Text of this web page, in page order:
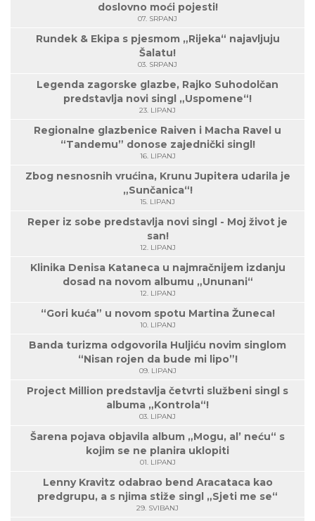
doslovno moći pojesti!
07. SRPANJ
Rundek & Ekipa s pjesmom „Rijeka“ najavljuju
Šalatu!
03. SRPANJ
Legenda zagorske glazbe, Rajko Suhodolčan
predstavlja novi singl „Uspomene“!
23. LIPANJ
Regionalne glazbenice Raiven i Macha Ravel u
“Tandemu” donose zajednički singl!
16. LIPANJ
Zbog nesnosnih vrućina, Krunu Jupitera udarila je
„Sunčanica“!
15. LIPANJ
Reper iz sobe predstavlja novi singl - Moj život je
san!
12. LIPANJ
Klinika Denisa Kataneca u najmračnijem izdanju
dosad na novom albumu „Ununani“
12. LIPANJ
“Gori kuća” u novom spotu Martina Žuneca!
10. LIPANJ
Banda turizma odgovorila Huljiću novim singlom
“Nisan rojen da bude mi lipo”!
09. LIPANJ
Project Million predstavlja četvrti službeni singl s
albuma „Kontrola“!
03. LIPANJ
Šarena pojava objavila album „Mogu, al’ neću“ s
kojim se ne planira uklopiti
01. LIPANJ
Lenny Kravitz odabrao bend Aracataca kao
predgrupu, a s njima stiže singl „Sjeti me se“
29. SVIBANJ